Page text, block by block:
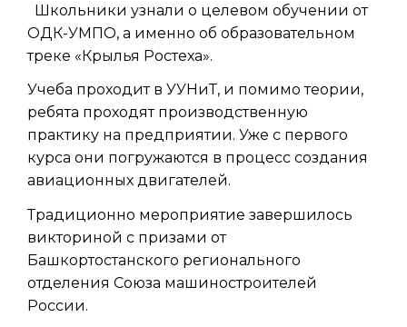
Школьники узнали о целевом обучении от
ОДК-УМПО, а именно об образовательном
треке «Крылья Ростеха».
Учеба проходит в УУНиТ, и помимо теории,
ребята проходят производственную
практику на предприятии. Уже с первого
курса они погружаются в процесс создания
авиационных двигателей.
Традиционно мероприятие завершилось
викториной с призами от
Башкортостанского регионального
отделения Союза машиностроителей
России.